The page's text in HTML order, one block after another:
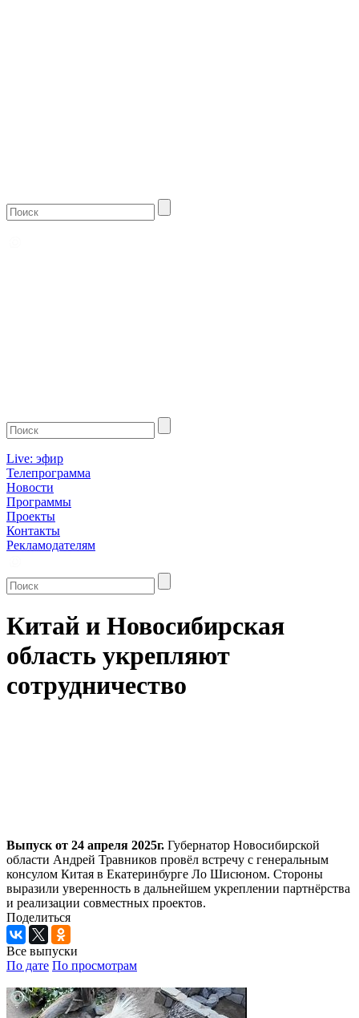
Live: эфир
Телепрограмма
Новости
Программы
Проекты
Контакты
Рекламодателям
Китай и Новосибирская
область укрепляют
сотрудничество
Выпуск от 24 апреля 2025г. Губернатор Новосибирской
области Андрей Травников провёл встречу с генеральным
консулом Китая в Екатеринбурге Ло Шисюном. Стороны
выразили уверенность в дальнейшем укреплении партнёрства
и реализации совместных проектов.
Поделиться
Все выпуски
По дате По просмотрам